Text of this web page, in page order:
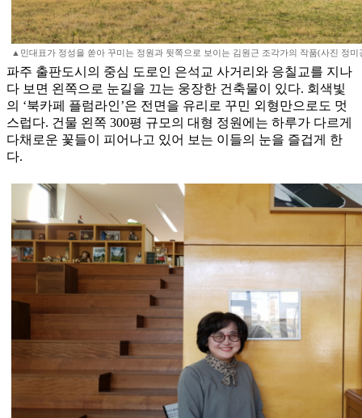
▲민대표가 정성을 쏟아 꾸미는 정원과 뒷쪽으로 보이는 김원근 조각가의 작품(사진 정미
파주 출판도시의 중심 도로인 은석교 사거리와 응칠교를 지나
다 보면 왼쪽으로 눈길을 끄는 웅장한 건축물이 있다. 회색빛
의 ‘북카페 플럼라인’은 전면을 유리로 꾸민 외형만으로도 멋
스럽다. 건물 왼쪽 300평 규모의 대형 정원에는 하루가 다르게
다채로운 꽃들이 피어나고 있어 보는 이들의 눈을 즐겁게 한
다.